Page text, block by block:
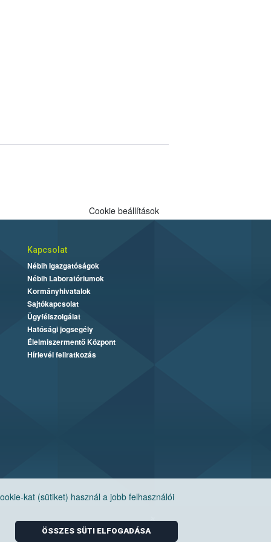
kat (sütiket) használ a jobb felhasználói
ÖSSZES SÜTI ELFOGADÁSA
Cookie beállítások
Kapcsolat
Nébih Igazgatóságok
Nébih Laboratóriumok
Kormányhivatalok
Sajtókapcsolat
Ügyfélszolgálat
Hatósági jogsegély
Élelmiszermentő Központ
Hírlevél feliratkozás